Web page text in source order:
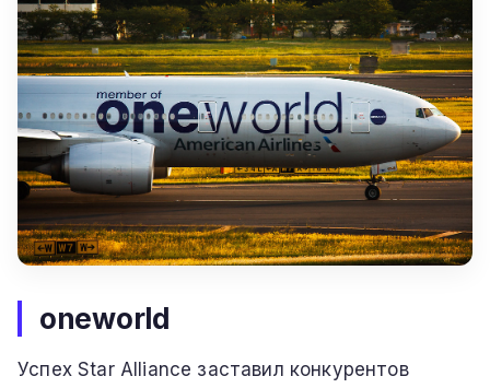
oneworld
Успех Star Alliance заставил конкурентов